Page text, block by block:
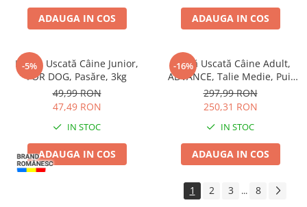
ADAUGA IN COS ADAUGA IN COS
-5%
Hrană Uscată Câine Junior,
FOR DOG, Pasăre, 3kg
49,99 RON
47,49 RON
IN STOC
ADAUGA IN COS
-16%
Hrană Uscată Câine Adult,
ADVANCE, Talie Medie, Pui,
12+2kg CADOU
297,99 RON
250,31 RON
IN STOC
ADAUGA IN COS
1 2 3 ... 8